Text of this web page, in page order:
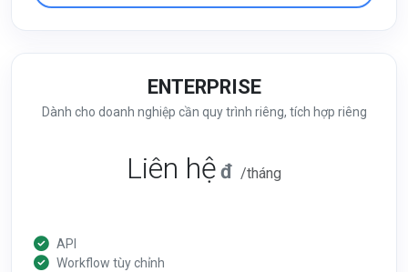
ENTERPRISE
Dành cho doanh nghiệp cần quy trình riêng, tích hợp riêng
Liên hệ đ /tháng
API
Workflow tùy chỉnh